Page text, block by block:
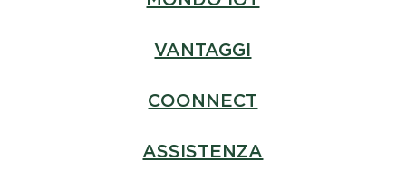
VANTAGGI
COONNECT
ASSISTENZA